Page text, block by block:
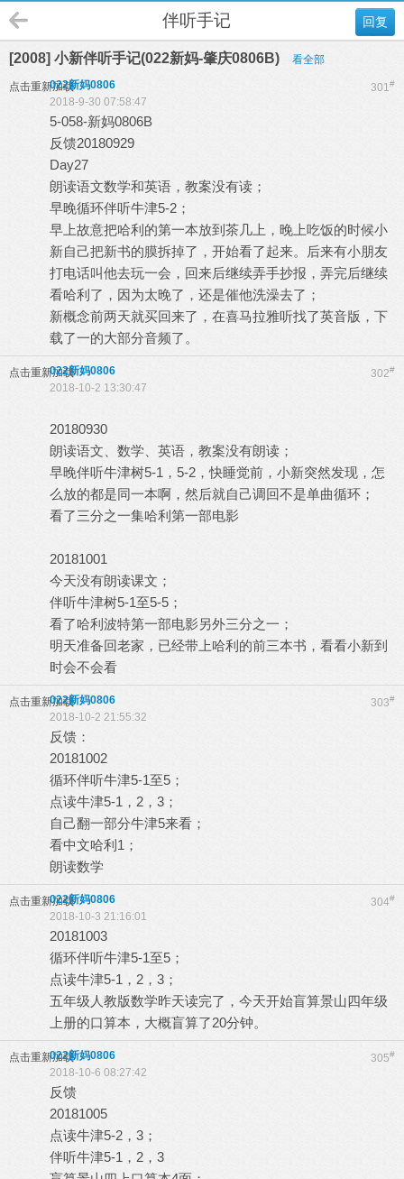
回复
伴听手记
[2008] 小新伴听手记(022新妈-肇庆0806B) 看全部
点击重新加载 301#
022新妈0806
2018-9-30 07:58:47
5-058-新妈0806B
反馈20180929
Day27
朗读语文数学和英语，教案没有读；
早晚循环伴听牛津5-2；
早上故意把哈利的第一本放到茶几上，晚上吃饭的时候小
新自己把新书的膜拆掉了，开始看了起来。后来有小朋友
打电话叫他去玩一会，回来后继续弄手抄报，弄完后继续
看哈利了，因为太晚了，还是催他洗澡去了；
新概念前两天就买回来了，在喜马拉雅听找了英音版，下
载了一的大部分音频了。
点击重新加载 302#
022新妈0806
2018-10-2 13:30:47
20180930
朗读语文、数学、英语，教案没有朗读；
早晚伴听牛津树5-1，5-2，快睡觉前，小新突然发现，怎
么放的都是同一本啊，然后就自己调回不是单曲循环；
看了三分之一集哈利第一部电影
20181001
今天没有朗读课文；
伴听牛津树5-1至5-5；
看了哈利波特第一部电影另外三分之一；
明天准备回老家，已经带上哈利的前三本书，看看小新到
时会不会看
点击重新加载 303#
022新妈0806
2018-10-2 21:55:32
反馈：
20181002
循环伴听牛津5-1至5；
点读牛津5-1，2，3；
自己翻一部分牛津5来看；
看中文哈利1；
朗读数学
点击重新加载 304#
022新妈0806
2018-10-3 21:16:01
20181003
循环伴听牛津5-1至5；
点读牛津5-1，2，3；
五年级人教版数学昨天读完了，今天开始盲算景山四年级
上册的口算本，大概盲算了20分钟。
点击重新加载 305#
022新妈0806
2018-10-6 08:27:42
反馈
20181005
点读牛津5-2，3；
伴听牛津5-1，2，3